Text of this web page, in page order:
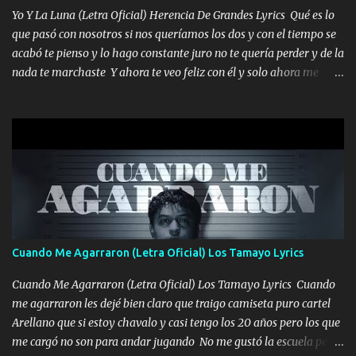
seguiré esperando hasta volvernos a vernos El recuerdo que yo
tengo de mi mente no se va, en mi corazón me llevo lo mismo que
tu papá, a veces me pongo triste porque no puedo mirarte, mas se
que tu me escuchas porque tu eres mi gran ángel, El desespero me
Yo Y La Luna (Letra Oficial) Herencia De Grandes Lyrics Qué es lo
que pasó con nosotros si nos queríamos los dos y con el tiempo se
acabó te pienso y lo hago constante juro no te quería perder y de la
nada te marchaste Y ahora te veo feliz con él y solo ahora me
pero eso ya no va a pasar me perderé en la soledad Porque me
mirabas bonito si yo no fui el final feliz el final fue triste pa mí Y
duele no tenerte aquí sabiendo que moría por ti yo y la luna
cantamos y por ti nos embriagamos Quién sabe qué será de mí si
contigo fui muy feliz a lo mejor no lloró pero muy en el fondo te
adoro
Cuando Me Agarraron (Letra Oficial) Los Tamayo Lyrics
Cuando Me Agarraron (Letra Oficial) Los Tamayo Lyrics Cuando
me agarraron les dejé bien claro que traigo camiseta puro cartel
Arellano que si estoy chavalo y casi tengo los 20 años pero los que
me cargó no son para andar jugando No me gustó la escuela pero